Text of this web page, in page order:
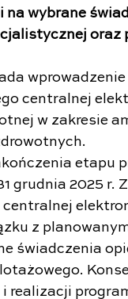
wybrane
oraz
centralnej
w zakresie
etapu
grudnia 2025 r.
z
świadczenia
realizacji